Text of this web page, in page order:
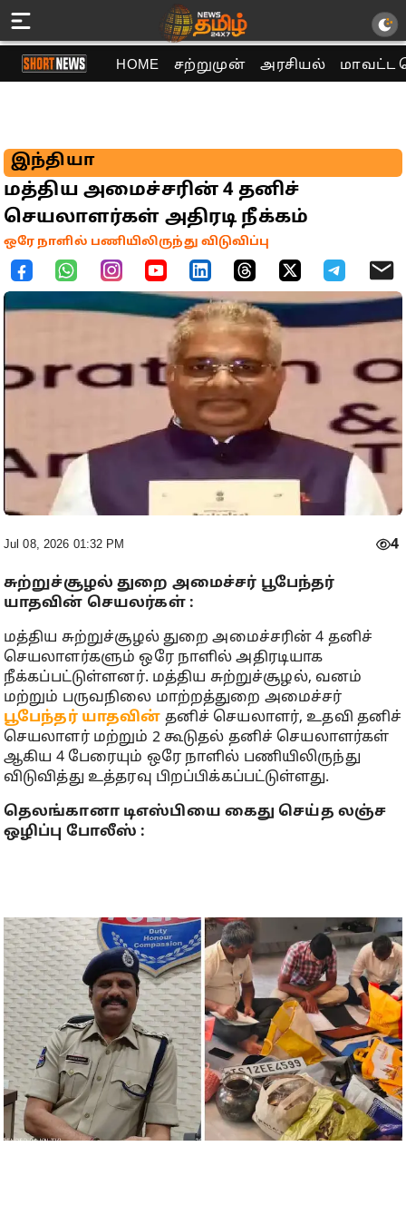
HOME சற்றுமுன் அரசியல் மாவட்ட
இந்தியா
மத்திய அமைச்சரின் 4 தனிச்
செயலாளர்கள் அதிரடி நீக்கம்
ஒரே நாளில் பணியிலிருந்து விடுவிப்பு
Jul 08, 2026 01:32 PM 4
சுற்றுச்சூழல் துறை அமைச்சர் பூபேந்தர்
யாதவின் செயலர்கள் :
மத்திய சுற்றுச்சூழல் துறை அமைச்சரின் 4 தனிச்
செயலாளர்களும் ஒரே நாளில் அதிரடியாக
நீக்கப்பட்டுள்ளனர். மத்திய சுற்றுச்சூழல், வனம்
மற்றும் பருவநிலை மாற்றத்துறை அமைச்சர்
பூபேந்தர் யாதவின் தனிச் செயலாளர், உதவி தனிச்
செயலாளர் மற்றும் 2 கூடுதல் தனிச் செயலாளர்கள்
ஆகிய 4 பேரையும் ஒரே நாளில் பணியிலிருந்து
விடுவித்து உத்தரவு பிறப்பிக்கப்பட்டுள்ளது.
தெலங்கானா டிஎஸ்பியை கைது செய்த லஞ்ச
ஒழிப்பு போலீஸ் :